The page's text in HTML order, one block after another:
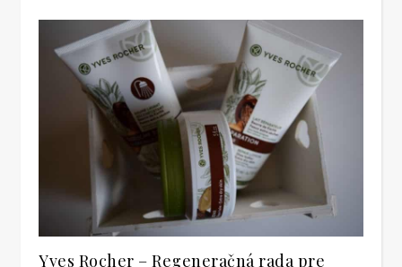
Yves Rocher – Regeneračná rada pre